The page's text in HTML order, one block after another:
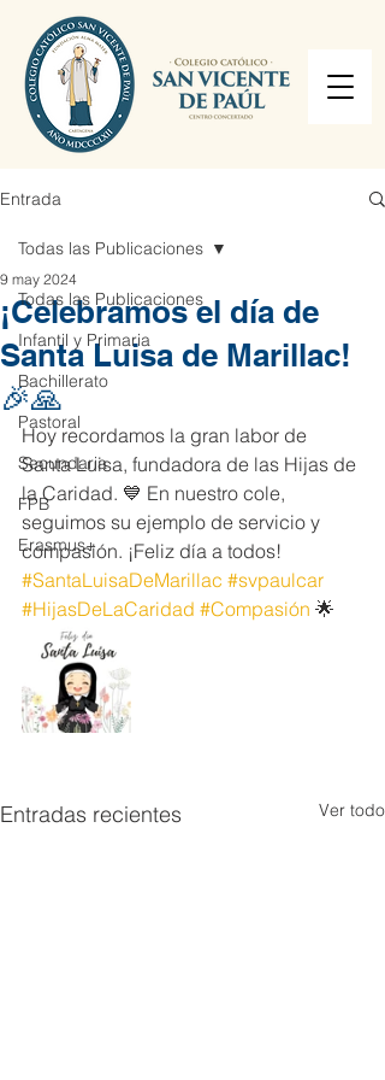
Entrada
Todas las Publicaciones
Infantil y Primaria
Bachillerato
Pastoral
Secundaria
FPB
Erasmus+
Todas las Publicaciones
¡Celebramos el día de
Santa Luisa de Marillac!
🎉🙏
9 may 2024
Hoy recordamos la gran labor de
Santa Luisa, fundadora de las Hijas de
la Caridad. 💙 En nuestro cole,
seguimos su ejemplo de servicio y
compasión. ¡Feliz día a todos!
#SantaLuisaDeMarillac #svpaulcar
#HijasDeLaCaridad #Compasión 🌟
Entradas recientes Ver todo